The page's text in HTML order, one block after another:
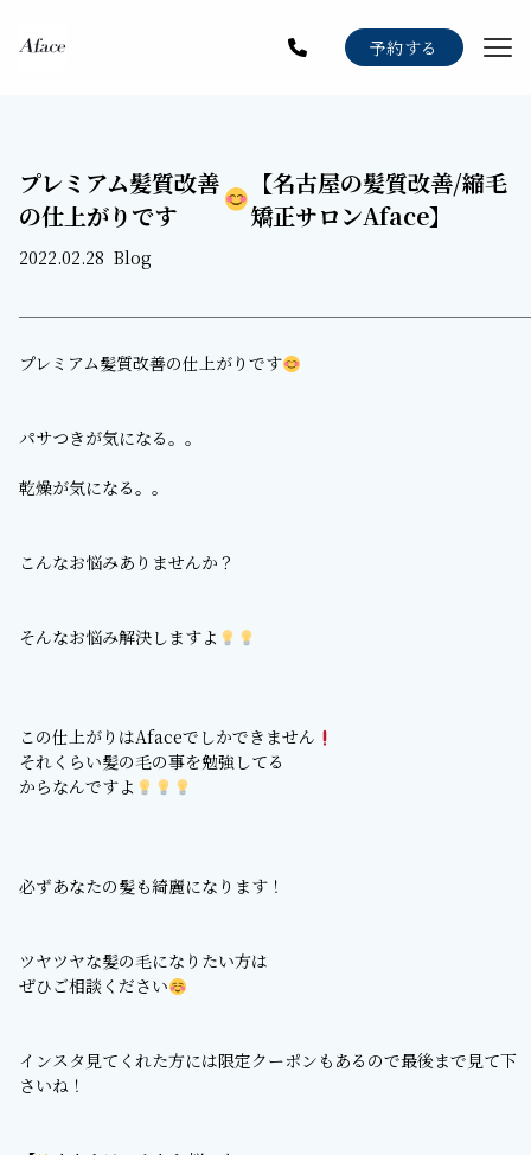
予約する
Blog
News
プレミアム髪質改善
の仕上がりです
【名古屋の髪質改善/縮毛
矯正サロンAface】
2022.02.28 Blog
プレミアム髪質改善の仕上がりです
パサつきが気になる。。
乾燥が気になる。。
こんなお悩みありませんか？
そんなお悩み解決しますよ
この仕上がりはAfaceでしかできません
それくらい髪の毛の事を勉強してる
からなんですよ
必ずあなたの髪も綺麗になります！
ツヤツヤな髪の毛になりたい方は
ぜひご相談ください
インスタ見てくれた方には限定クーポンもあるので最後まで見て下
さいね！